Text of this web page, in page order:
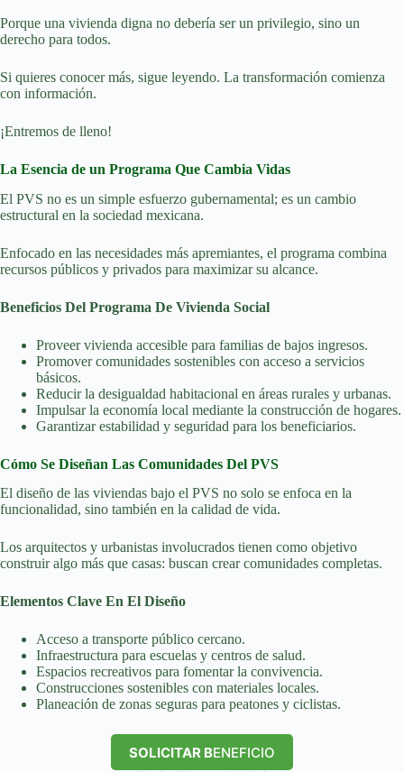
Porque una vivienda digna no debería ser un privilegio, sino un
derecho para todos.
Si quieres conocer más, sigue leyendo. La transformación comienza
con información.
¡Entremos de lleno!
La Esencia de un Programa Que Cambia Vidas
El PVS no es un simple esfuerzo gubernamental; es un cambio
estructural en la sociedad mexicana.
Enfocado en las necesidades más apremiantes, el programa combina
recursos públicos y privados para maximizar su alcance.
Beneficios Del Programa De Vivienda Social
Proveer vivienda accesible para familias de bajos ingresos.
Promover comunidades sostenibles con acceso a servicios
básicos.
Reducir la desigualdad habitacional en áreas rurales y urbanas.
Impulsar la economía local mediante la construcción de hogares.
Garantizar estabilidad y seguridad para los beneficiarios.
Cómo Se Diseñan Las Comunidades Del PVS
El diseño de las viviendas bajo el PVS no solo se enfoca en la
funcionalidad, sino también en la calidad de vida.
Los arquitectos y urbanistas involucrados tienen como objetivo
construir algo más que casas: buscan crear comunidades completas.
Elementos Clave En El Diseño
Acceso a transporte público cercano.
Infraestructura para escuelas y centros de salud.
Espacios recreativos para fomentar la convivencia.
Construcciones sostenibles con materiales locales.
Planeación de zonas seguras para peatones y ciclistas.
SOLICITAR BENEFICIO